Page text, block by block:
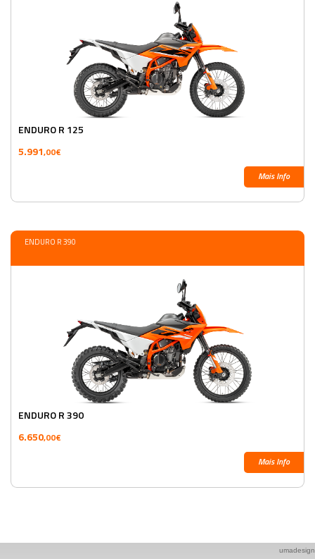
ENDURO R 125
5.991,00€
Mais Info
ENDURO R 390
ENDURO R 390
6.650,00€
Mais Info
umadesign